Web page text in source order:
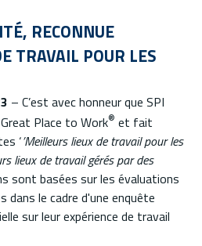
RECONNUE
TRAVAIL POUR LES
– C’est avec honneur que SPI
Place to Work® et fait
‘’Meilleurs lieux de travail pour les
lieux de travail gérés par des
sont basées sur les évaluations
dans le cadre d'une enquête
sur leur expérience de travail